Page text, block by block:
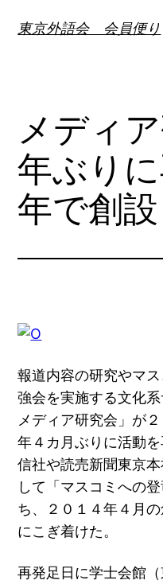
東京外語会 会員便り
メディ
年ぶり
年で創
報道内容の研究やマ
強会を実施する文化
メディア研究会」が
年４カ月ぶりに活動
信社や読売新聞東京
して「マスコミへの
ち、２０１４年４月
にこぎ着けた。
再発足日に学士会館